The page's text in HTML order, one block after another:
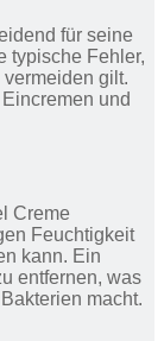
für seine
typische Fehler,
gilt.
und
Creme
Feuchtigkeit
kann. Ein
entfernen, was
macht.